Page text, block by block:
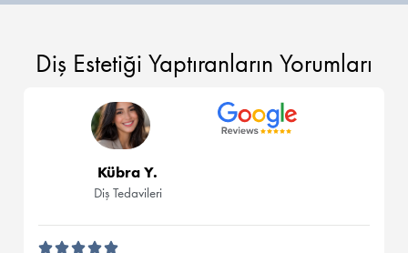
Diş Estetiği Yaptıranların Yorumları
Kübra Y.
Diş Tedavileri